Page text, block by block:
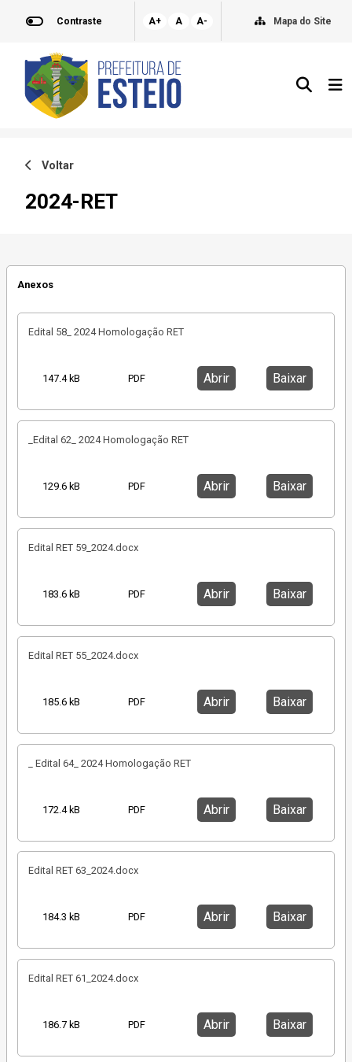
Contraste A+ A A- Mapa do Site
Voltar
2024-RET
Anexos
Edital 58_ 2024 Homologação RET
147.4 kB PDF Abrir Baixar
_Edital 62_ 2024 Homologação RET
129.6 kB PDF Abrir Baixar
Edital RET 59_2024.docx
183.6 kB PDF Abrir Baixar
Edital RET 55_2024.docx
185.6 kB PDF Abrir Baixar
_ Edital 64_ 2024 Homologação RET
172.4 kB PDF Abrir Baixar
Edital RET 63_2024.docx
184.3 kB PDF Abrir Baixar
Edital RET 61_2024.docx
186.7 kB PDF Abrir Baixar